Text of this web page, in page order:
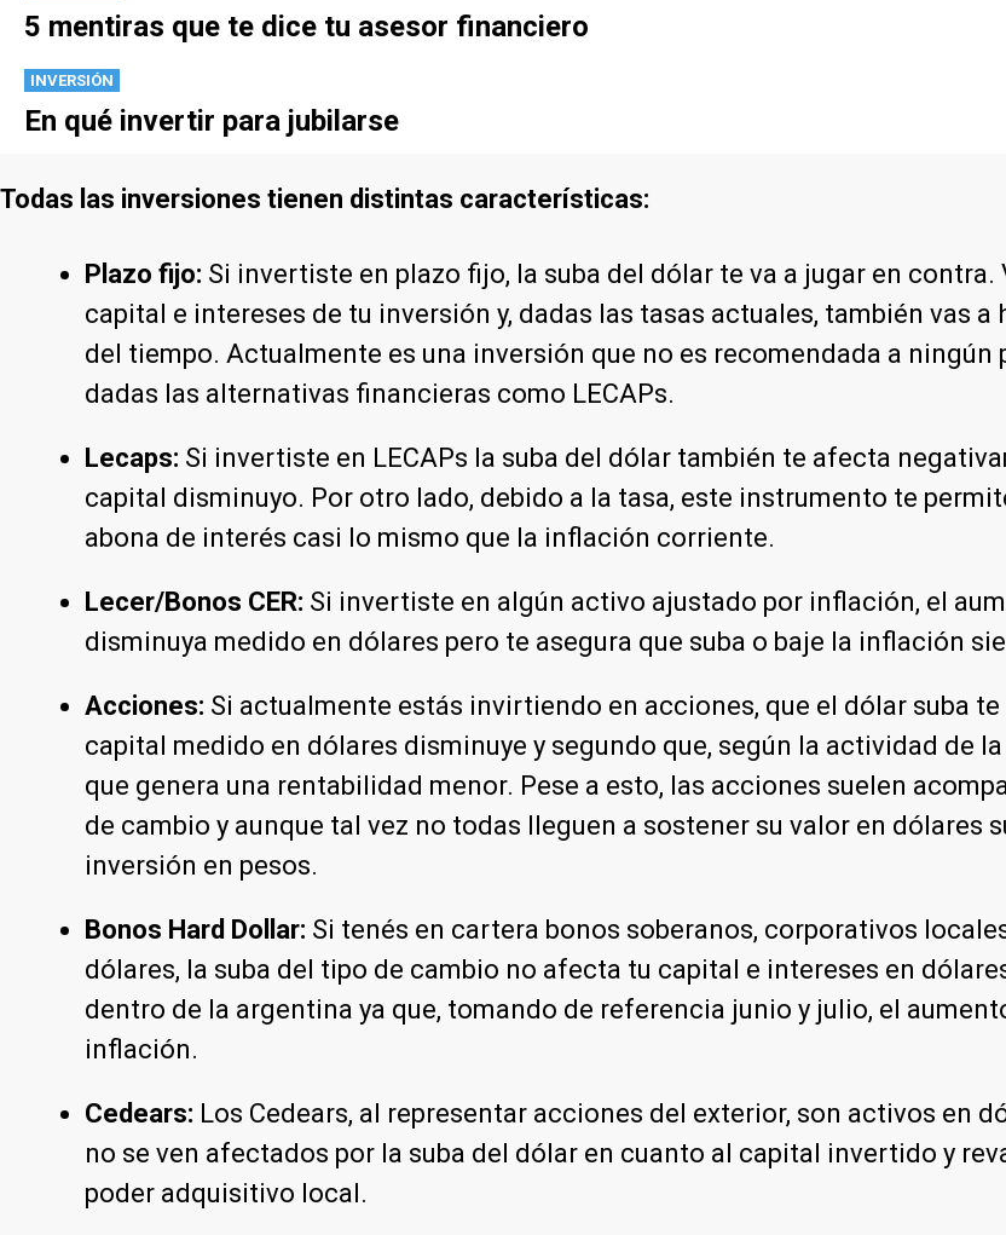
5 mentiras que te dice tu asesor financiero
INVERSIÓN
En qué invertir para jubilarse
Todas las inversiones tienen distintas características:
Plazo fijo: Si invertiste en plazo fijo, la suba del dólar te va a jugar en
capital e intereses de tu inversión y, dadas las tasas actuales, también vas
del tiempo. Actualmente es una inversión que no es recomendada a
dadas las alternativas financieras como LECAPs.
Lecaps: Si invertiste en LECAPs la suba del dólar también te afecta
capital disminuyo. Por otro lado, debido a la tasa, este instrumento te
abona de interés casi lo mismo que la inflación corriente.
Lecer/Bonos CER: Si invertiste en algún activo ajustado por inflación, el
disminuya medido en dólares pero te asegura que suba o baje la inflación
Acciones: Si actualmente estás invirtiendo en acciones, que el dólar suba
capital medido en dólares disminuye y segundo que, según la actividad de
que genera una rentabilidad menor. Pese a esto, las acciones suelen
de cambio y aunque tal vez no todas lleguen a sostener su valor en dólares
inversión en pesos.
Bonos Hard Dollar: Si tenés en cartera bonos soberanos, corporativos
dólares, la suba del tipo de cambio no afecta tu capital e intereses en
dentro de la argentina ya que, tomando de referencia junio y julio, el
inflación.
Cedears: Los Cedears, al representar acciones del exterior, son activos en
no se ven afectados por la suba del dólar en cuanto al capital invertido y
poder adquisitivo local.